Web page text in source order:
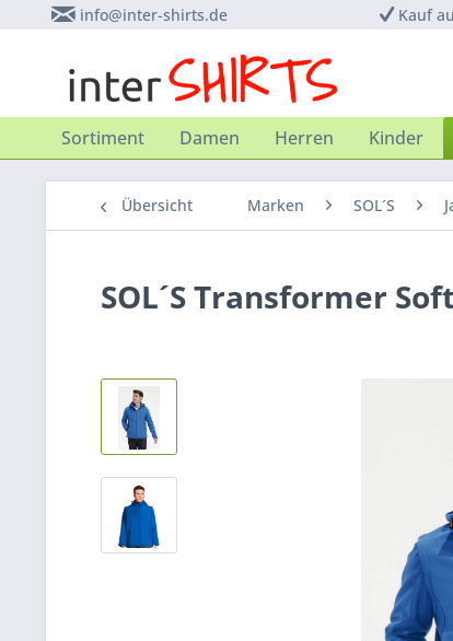
info@inter-shirts.de Kauf
Sortiment Damen Herren Kinder
Übersicht Marken SOL´S
SOL´S Transformer